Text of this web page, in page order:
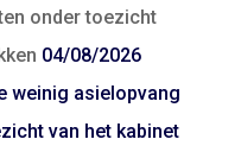
onder toezicht
04/08/2026
weinig asielopvang
van het kabinet